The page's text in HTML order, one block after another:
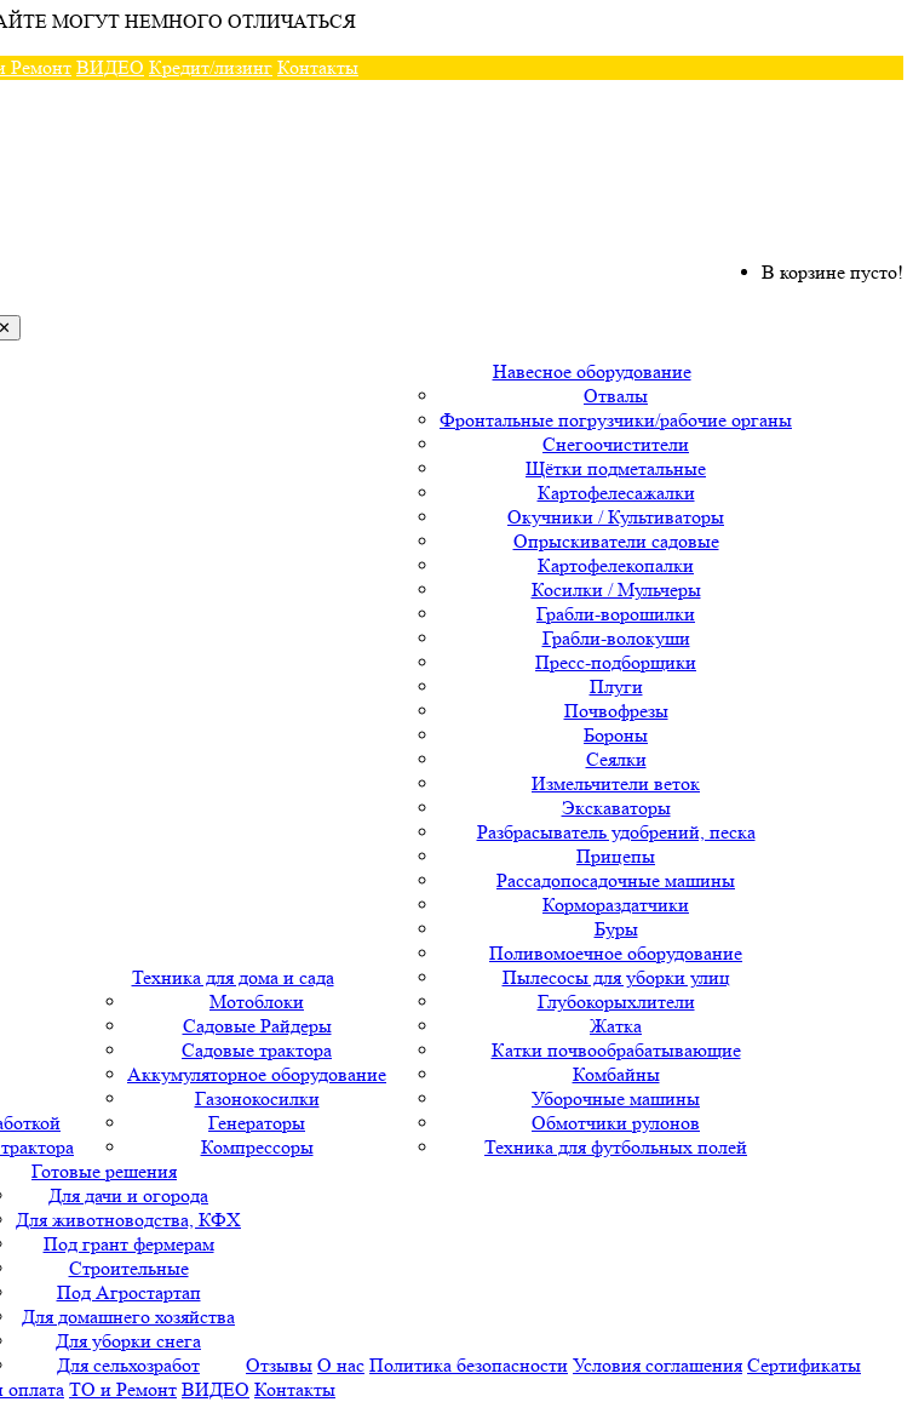
МОГУТ НЕМНОГО ОТЛИЧАТЬСЯ
Ремонт ВИДЕО Кредит/лизинг Контакты
В корзине пусто!
✕
Техника для дома и сада
Мотоблоки
Садовые Райдеры
Садовые трактора
Аккумуляторное оборудование
Газонокосилки
Генераторы
Компрессоры
Навесное оборудование
Отвалы
Фронтальные погрузчики/рабочие органы
Снегоочистители
Щётки подметальные
Картофелесажалки
Окучники / Культиваторы
Опрыскиватели садовые
Картофелекопалки
Косилки / Мульчеры
Грабли-ворошилки
Грабли-волокуши
Пресс-подборщики
Плуги
Почвофрезы
Бороны
Сеялки
Измельчители веток
Экскаваторы
Разбрасыватель удобрений, песка
Прицепы
Рассадопосадочные машины
Кормораздатчики
Буры
Поливомоечное оборудование
Пылесосы для уборки улиц
Глубокорыхлители
Жатка
Катки почвообрабатывающие
Комбайны
Уборочные машины
Обмотчики рулонов
Техника для футбольных полей
Готовые решения
Для дачи и огорода
Для животноводства, КФХ
Под грант фермерам
Строительные
Под Агростартап
Для домашнего хозяйства
Для уборки снега
Для сельхозработ
Отзывы О нас Политика безопасности Условия соглашения Сертификаты
оплата ТО и Ремонт ВИДЕО Контакты